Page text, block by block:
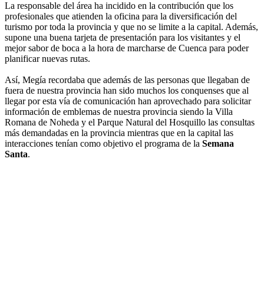
La responsable del área ha incidido en la contribución que los
profesionales que atienden la oficina para la diversificación del
turismo por toda la provincia y que no se limite a la capital. Además,
supone una buena tarjeta de presentación para los visitantes y el
mejor sabor de boca a la hora de marcharse de Cuenca para poder
planificar nuevas rutas.
Así, Megía recordaba que además de las personas que llegaban de
fuera de nuestra provincia han sido muchos los conquenses que al
llegar por esta vía de comunicación han aprovechado para solicitar
información de emblemas de nuestra provincia siendo la Villa
Romana de Noheda y el Parque Natural del Hosquillo las consultas
más demandadas en la provincia mientras que en la capital las
interacciones tenían como objetivo el programa de la Semana
Santa.